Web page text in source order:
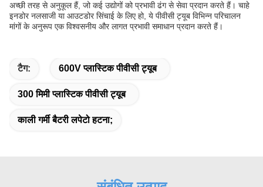
अच्छी तरह से अनुकूल हैं, जो कई उद्योगों को प्रभावी ढंग से सेवा प्रदान करते हैं। चाहे
इनडोर नलसाजी या आउटडोर सिंचाई के लिए हो, ये पीवीसी ट्यूब विभिन्न परिचालन
मांगों के अनुरूप एक विश्वसनीय और लागत प्रभावी समाधान प्रदान करते हैं।
टैग: 600V प्लास्टिक पीवीसी ट्यूब
300 मिमी प्लास्टिक पीवीसी ट्यूब
काली गर्मी बैटरी लपेटो हटना;